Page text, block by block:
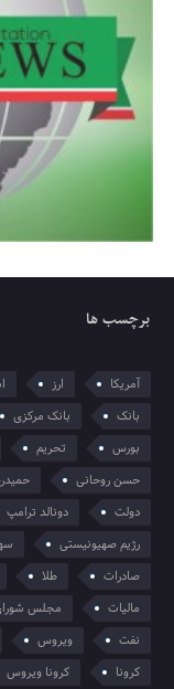
برچسب ها
آمریکا ارز
بانک
بانک مرکزی
بورس
تحریم
حسن روحانی
دولت
دونالد ترامپ
رژیم صهیونیستی
صادرات
طلا
مالیات
مجلس
نفت
ویروس
کرونا
کرونا ویروس